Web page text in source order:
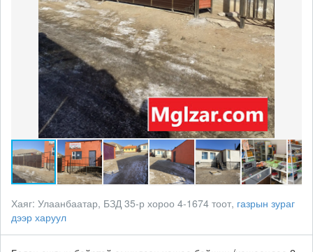
Хаяг: Улаанбаатар, БЗД 35-р хороо 4-1674 тоот, газрын зураг
дээр харуул